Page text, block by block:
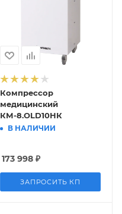
Компрессор
медицинский
КМ-8.OLD10НК
В НАЛИЧИИ
173 998 ₽
ЗАПРОСИТЬ КП